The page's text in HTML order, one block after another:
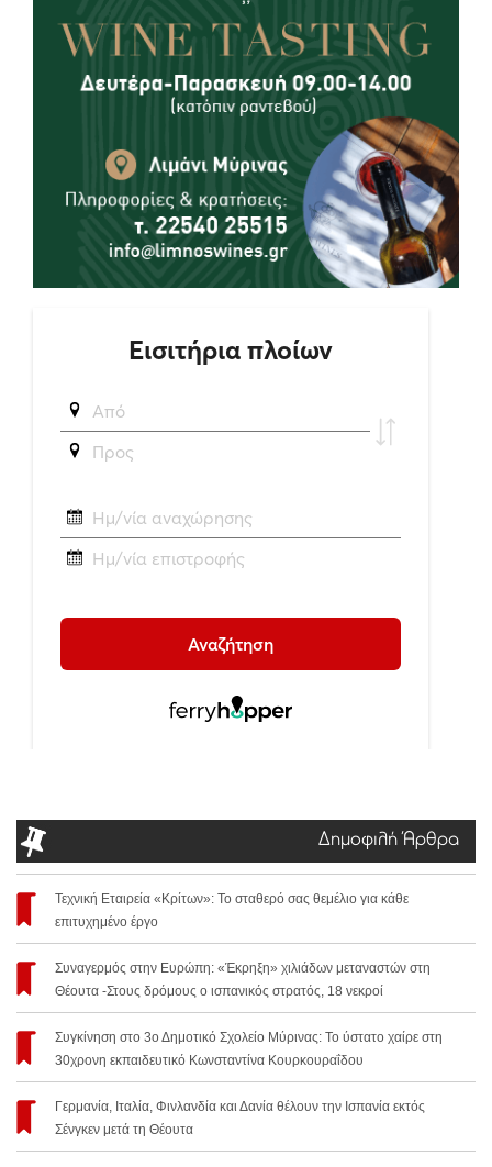
Δημοφιλή Άρθρα
Τεχνική Εταιρεία «Κρίτων»: Το σταθερό σας θεμέλιο για κάθε
επιτυχημένο έργο
Συναγερμός στην Ευρώπη: «Έκρηξη» χιλιάδων μεταναστών στη
Θέουτα -Στους δρόμους ο ισπανικός στρατός, 18 νεκροί
Συγκίνηση στο 3ο Δημοτικό Σχολείο Μύρινας: Το ύστατο χαίρε στη
30χρονη εκπαιδευτικό Κωνσταντίνα Κουρκουραΐδου
Γερμανία, Ιταλία, Φινλανδία και Δανία θέλουν την Ισπανία εκτός
Σένγκεν μετά τη Θέουτα